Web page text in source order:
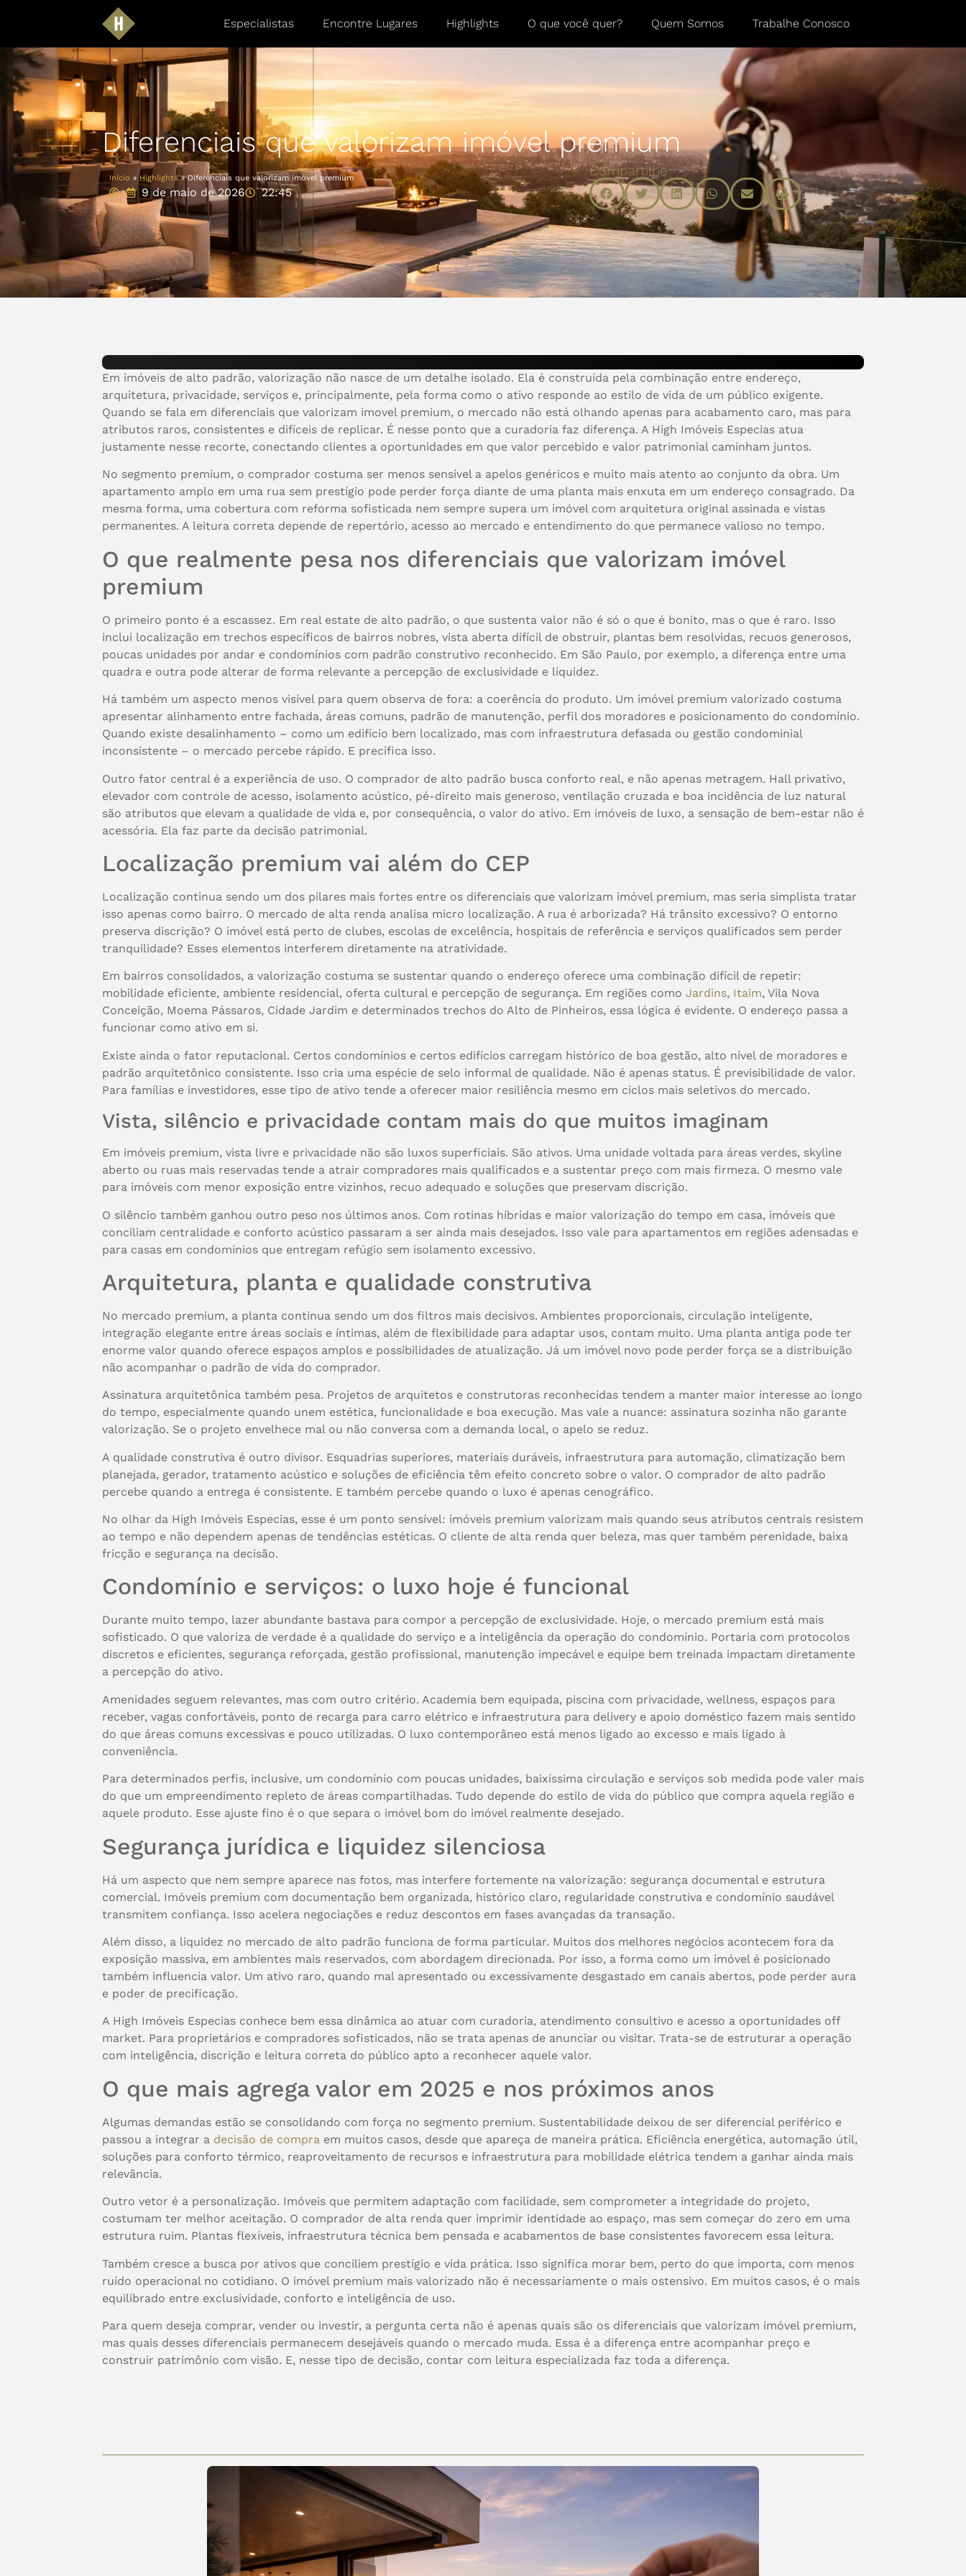
Especialistas Encontre Lugares Highlights O que você quer? Quem Somos Trabalhe Conosco
Diferenciais que valorizam imóvel premium
Início »Highlights»Diferenciais que valorizam imóvel premium
9 de maio de 2026 22:45
Compartilhe
Em imóveis de alto padrão, valorização não nasce de um detalhe isolado. Ela é construída pela combinação entre endereço,
arquitetura, privacidade, serviços e, principalmente, pela forma como o ativo responde ao estilo de vida de um público exigente.
Quando se fala em diferenciais que valorizam imovel premium, o mercado não está olhando apenas para acabamento caro, mas para
atributos raros, consistentes e difíceis de replicar. É nesse ponto que a curadoria faz diferença. A High Imóveis Especias atua
justamente nesse recorte, conectando clientes a oportunidades em que valor percebido e valor patrimonial caminham juntos.
No segmento premium, o comprador costuma ser menos sensível a apelos genéricos e muito mais atento ao conjunto da obra. Um
apartamento amplo em uma rua sem prestígio pode perder força diante de uma planta mais enxuta em um endereço consagrado. Da
mesma forma, uma cobertura com reforma sofisticada nem sempre supera um imóvel com arquitetura original assinada e vistas
permanentes. A leitura correta depende de repertório, acesso ao mercado e entendimento do que permanece valioso no tempo.
O que realmente pesa nos diferenciais que valorizam imóvel
premium
O primeiro ponto é a escassez. Em real estate de alto padrão, o que sustenta valor não é só o que é bonito, mas o que é raro. Isso
inclui localização em trechos específicos de bairros nobres, vista aberta difícil de obstruir, plantas bem resolvidas, recuos generosos,
poucas unidades por andar e condomínios com padrão construtivo reconhecido. Em São Paulo, por exemplo, a diferença entre uma
quadra e outra pode alterar de forma relevante a percepção de exclusividade e liquidez.
Há também um aspecto menos visível para quem observa de fora: a coerência do produto. Um imóvel premium valorizado costuma
apresentar alinhamento entre fachada, áreas comuns, padrão de manutenção, perfil dos moradores e posicionamento do condomínio.
Quando existe desalinhamento – como um edifício bem localizado, mas com infraestrutura defasada ou gestão condominial
inconsistente – o mercado percebe rápido. E precifica isso.
Outro fator central é a experiência de uso. O comprador de alto padrão busca conforto real, e não apenas metragem. Hall privativo,
elevador com controle de acesso, isolamento acústico, pé-direito mais generoso, ventilação cruzada e boa incidência de luz natural
são atributos que elevam a qualidade de vida e, por consequência, o valor do ativo. Em imóveis de luxo, a sensação de bem-estar não é
acessória. Ela faz parte da decisão patrimonial.
Localização premium vai além do CEP
Localização continua sendo um dos pilares mais fortes entre os diferenciais que valorizam imóvel premium, mas seria simplista tratar
isso apenas como bairro. O mercado de alta renda analisa micro localização. A rua é arborizada? Há trânsito excessivo? O entorno
preserva discrição? O imóvel está perto de clubes, escolas de excelência, hospitais de referência e serviços qualificados sem perder
tranquilidade? Esses elementos interferem diretamente na atratividade.
Em bairros consolidados, a valorização costuma se sustentar quando o endereço oferece uma combinação difícil de repetir:
mobilidade eficiente, ambiente residencial, oferta cultural e percepção de segurança. Em regiões como Jardins, Itaim, Vila Nova
Conceição, Moema Pássaros, Cidade Jardim e determinados trechos do Alto de Pinheiros, essa lógica é evidente. O endereço passa a
funcionar como ativo em si.
Existe ainda o fator reputacional. Certos condomínios e certos edifícios carregam histórico de boa gestão, alto nível de moradores e
padrão arquitetônico consistente. Isso cria uma espécie de selo informal de qualidade. Não é apenas status. É previsibilidade de valor.
Para famílias e investidores, esse tipo de ativo tende a oferecer maior resiliência mesmo em ciclos mais seletivos do mercado.
Vista, silêncio e privacidade contam mais do que muitos imaginam
Em imóveis premium, vista livre e privacidade não são luxos superficiais. São ativos. Uma unidade voltada para áreas verdes, skyline
aberto ou ruas mais reservadas tende a atrair compradores mais qualificados e a sustentar preço com mais firmeza. O mesmo vale
para imóveis com menor exposição entre vizinhos, recuo adequado e soluções que preservam discrição.
O silêncio também ganhou outro peso nos últimos anos. Com rotinas híbridas e maior valorização do tempo em casa, imóveis que
conciliam centralidade e conforto acústico passaram a ser ainda mais desejados. Isso vale para apartamentos em regiões adensadas e
para casas em condomínios que entregam refúgio sem isolamento excessivo.
Arquitetura, planta e qualidade construtiva
No mercado premium, a planta continua sendo um dos filtros mais decisivos. Ambientes proporcionais, circulação inteligente,
integração elegante entre áreas sociais e íntimas, além de flexibilidade para adaptar usos, contam muito. Uma planta antiga pode ter
enorme valor quando oferece espaços amplos e possibilidades de atualização. Já um imóvel novo pode perder força se a distribuição
não acompanhar o padrão de vida do comprador.
Assinatura arquitetônica também pesa. Projetos de arquitetos e construtoras reconhecidas tendem a manter maior interesse ao longo
do tempo, especialmente quando unem estética, funcionalidade e boa execução. Mas vale a nuance: assinatura sozinha não garante
valorização. Se o projeto envelhece mal ou não conversa com a demanda local, o apelo se reduz.
A qualidade construtiva é outro divisor. Esquadrias superiores, materiais duráveis, infraestrutura para automação, climatização bem
planejada, gerador, tratamento acústico e soluções de eficiência têm efeito concreto sobre o valor. O comprador de alto padrão
percebe quando a entrega é consistente. E também percebe quando o luxo é apenas cenográfico.
No olhar da High Imóveis Especias, esse é um ponto sensível: imóveis premium valorizam mais quando seus atributos centrais resistem
ao tempo e não dependem apenas de tendências estéticas. O cliente de alta renda quer beleza, mas quer também perenidade, baixa
fricção e segurança na decisão.
Condomínio e serviços: o luxo hoje é funcional
Durante muito tempo, lazer abundante bastava para compor a percepção de exclusividade. Hoje, o mercado premium está mais
sofisticado. O que valoriza de verdade é a qualidade do serviço e a inteligência da operação do condomínio. Portaria com protocolos
discretos e eficientes, segurança reforçada, gestão profissional, manutenção impecável e equipe bem treinada impactam diretamente
a percepção do ativo.
Amenidades seguem relevantes, mas com outro critério. Academia bem equipada, piscina com privacidade, wellness, espaços para
receber, vagas confortáveis, ponto de recarga para carro elétrico e infraestrutura para delivery e apoio doméstico fazem mais sentido
do que áreas comuns excessivas e pouco utilizadas. O luxo contemporâneo está menos ligado ao excesso e mais ligado à
conveniência.
Para determinados perfis, inclusive, um condomínio com poucas unidades, baixíssima circulação e serviços sob medida pode valer mais
do que um empreendimento repleto de áreas compartilhadas. Tudo depende do estilo de vida do público que compra aquela região e
aquele produto. Esse ajuste fino é o que separa o imóvel bom do imóvel realmente desejado.
Segurança jurídica e liquidez silenciosa
Há um aspecto que nem sempre aparece nas fotos, mas interfere fortemente na valorização: segurança documental e estrutura
comercial. Imóveis premium com documentação bem organizada, histórico claro, regularidade construtiva e condomínio saudável
transmitem confiança. Isso acelera negociações e reduz descontos em fases avançadas da transação.
Além disso, a liquidez no mercado de alto padrão funciona de forma particular. Muitos dos melhores negócios acontecem fora da
exposição massiva, em ambientes mais reservados, com abordagem direcionada. Por isso, a forma como um imóvel é posicionado
também influencia valor. Um ativo raro, quando mal apresentado ou excessivamente desgastado em canais abertos, pode perder aura
e poder de precificação.
A High Imóveis Especias conhece bem essa dinâmica ao atuar com curadoria, atendimento consultivo e acesso a oportunidades off
market. Para proprietários e compradores sofisticados, não se trata apenas de anunciar ou visitar. Trata-se de estruturar a operação
com inteligência, discrição e leitura correta do público apto a reconhecer aquele valor.
O que mais agrega valor em 2025 e nos próximos anos
Algumas demandas estão se consolidando com força no segmento premium. Sustentabilidade deixou de ser diferencial periférico e
passou a integrar a decisão de compra em muitos casos, desde que apareça de maneira prática. Eficiência energética, automação útil,
soluções para conforto térmico, reaproveitamento de recursos e infraestrutura para mobilidade elétrica tendem a ganhar ainda mais
relevância.
Outro vetor é a personalização. Imóveis que permitem adaptação com facilidade, sem comprometer a integridade do projeto,
costumam ter melhor aceitação. O comprador de alta renda quer imprimir identidade ao espaço, mas sem começar do zero em uma
estrutura ruim. Plantas flexíveis, infraestrutura técnica bem pensada e acabamentos de base consistentes favorecem essa leitura.
Também cresce a busca por ativos que conciliem prestígio e vida prática. Isso significa morar bem, perto do que importa, com menos
ruído operacional no cotidiano. O imóvel premium mais valorizado não é necessariamente o mais ostensivo. Em muitos casos, é o mais
equilibrado entre exclusividade, conforto e inteligência de uso.
Para quem deseja comprar, vender ou investir, a pergunta certa não é apenas quais são os diferenciais que valorizam imóvel premium,
mas quais desses diferenciais permanecem desejáveis quando o mercado muda. Essa é a diferença entre acompanhar preço e
construir patrimônio com visão. E, nesse tipo de decisão, contar com leitura especializada faz toda a diferença.